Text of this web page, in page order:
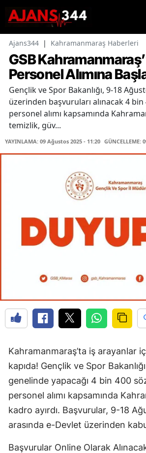
Ajans344 | Kahramanmaraş Haberleri
GSB
Personel Alımına
Gençlik ve Spor Bakanlığı, 9-18
üzerinden başvuruları alınacak 4
personel alımı kapsamında
temizlik, güv...
YAYINLAMA: 09 Ağustos 2025 - 11:20 GÜNCELLEME:
Kahramanmaraş’ta iş arayanlar
kapıda! Gençlik ve Spor
genelinde yapacağı 4 bin 400
personel alımı kapsamında
kadro ayırdı. Başvurular, 9-18
arasında e-Devlet üzerinden
Başvurular Online Olarak